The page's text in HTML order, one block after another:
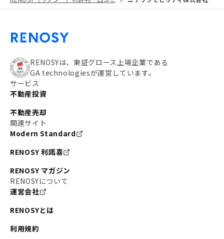
RENOSYは、東証グロース上場企業である
GA technologiesが運営しています。
サービス
不動産投資
不動産売却
関連サイト
Modern Standard
RENOSY 利諾喜
RENOSY マガジン
RENOSYについて
運営会社
RENOSYとは
利用規約